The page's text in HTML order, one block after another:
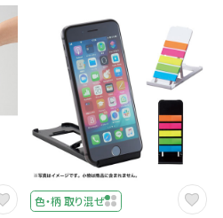
色・柄 取り混ぜ